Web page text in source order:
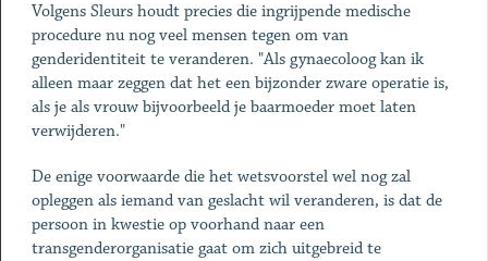
Volgens Sleurs houdt precies die ingrijpende medische
procedure nu nog veel mensen tegen om van
genderidentiteit te veranderen. "Als gynaecoloog kan ik
alleen maar zeggen dat het een bijzonder zware operatie is,
als je als vrouw bijvoorbeeld je baarmoeder moet laten
verwijderen."
De enige voorwaarde die het wetsvoorstel wel nog zal
opleggen als iemand van geslacht wil veranderen, is dat de
persoon in kwestie op voorhand naar een
transgenderorganisatie gaat om zich uitgebreid te